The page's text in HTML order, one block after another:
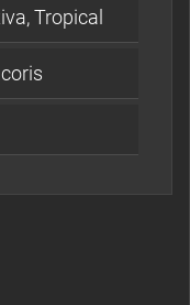
Tropical